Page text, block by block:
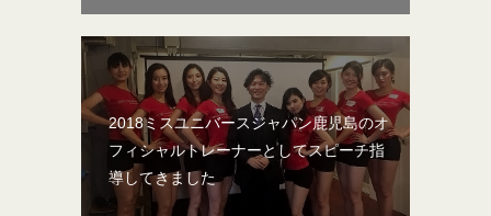
2018ミスユニバースジャパン鹿児島のオ
フィシャルトレーナーとしてスピーチ指
導してきました